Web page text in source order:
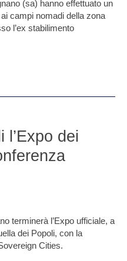
(sa) hanno effettuato un
campi nomadi della zona
l’ex stabilimento
l’Expo dei
terminerà l’Expo ufficiale, a
dei Popoli, con la
Cities.